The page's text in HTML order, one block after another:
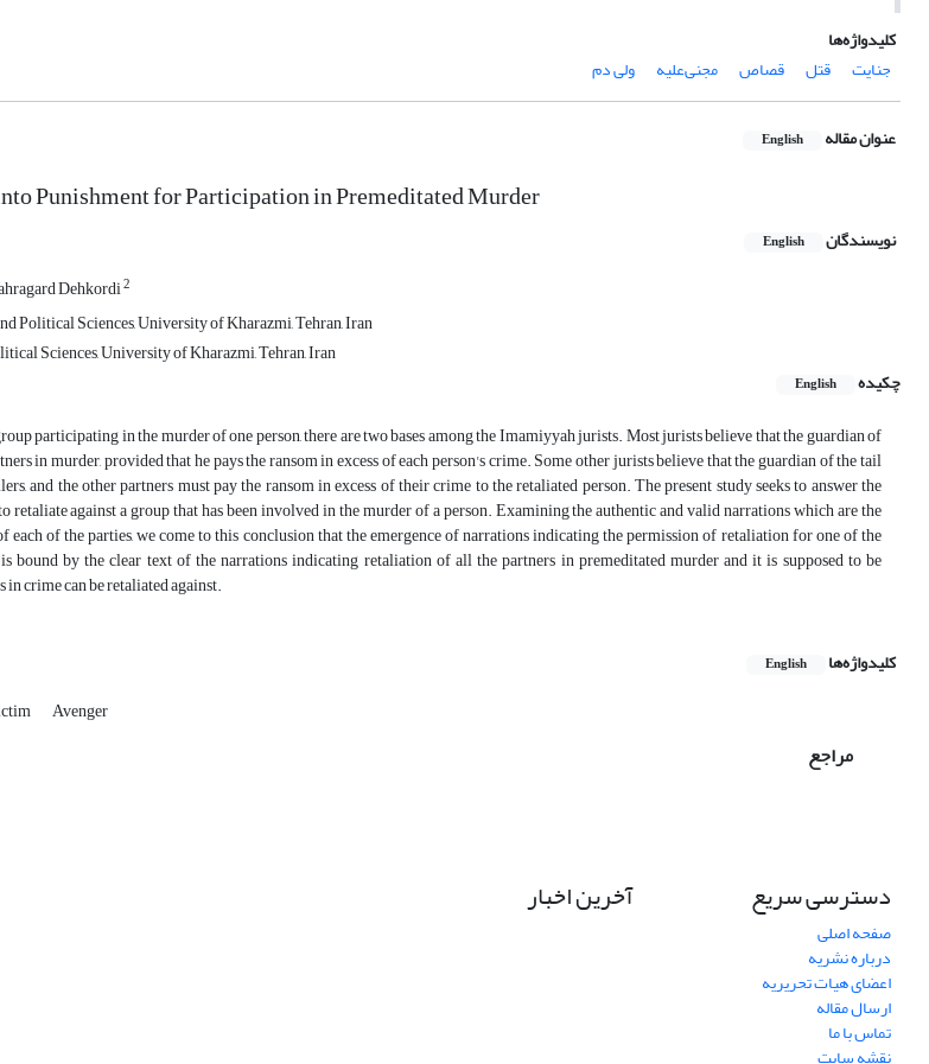
کلیدواژه‌ها
جنایت
قتل قصاص مجنی‌علیه ولی ‌دم
عنوان مقاله English
Punishment for Participation in Premeditated Murder
نویسندگان English
Dehkordi2
Political Sciences, University of Kharazmi, Tehran, Iran
Sciences, University of Kharazmi, Tehran, Iran
چکیده
English
participating in the murder of one person, there are two bases among the Imamiyyah jurists. Most jurists believe that the guardian of
in murder, provided that he pays the ransom in excess of each person's crime. Some other jurists believe that the guardian of the tail
and the other partners must pay the ransom in excess of their crime to the retaliated person. The present study seeks to answer the
retaliate against a group that has been involved in the murder of a person. Examining the authentic and valid narrations which are the
each of the parties, we come to this conclusion that the emergence of narrations indicating the permission of retaliation for one of the
bound by the clear text of the narrations indicating retaliation of all the partners in premeditated murder and it is supposed to be
crime can be retaliated against.
کلیدواژه‌ها English
Avenger
مراجع
دسترسی سریع
صفحه اصلی
درباره نشریه
اعضای هیات تحریریه
ارسال مقاله
تماس با ما
آخرین اخبار